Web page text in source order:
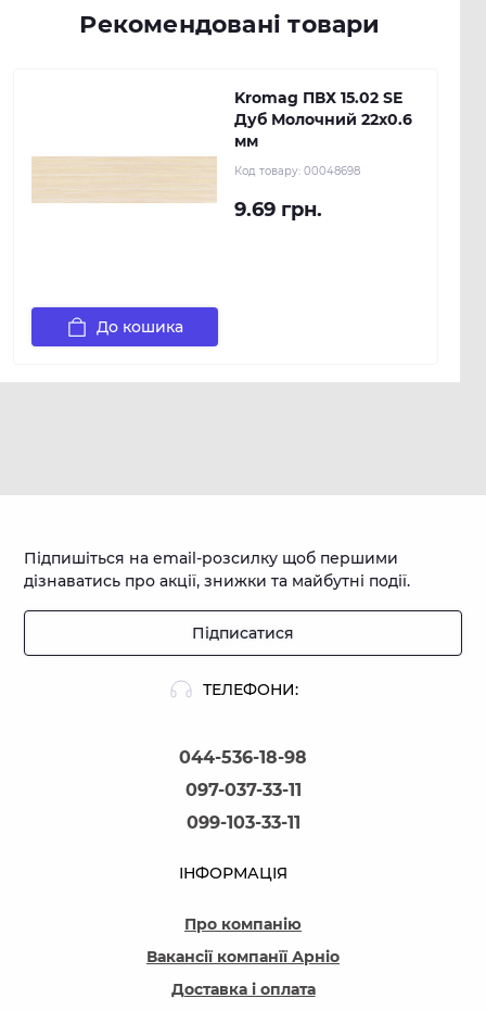
Рекомендовані товари
Kromag ПВХ 15.02 SЕ
Дуб Молочний 22х0.6
мм
Код товару: 00048698
9.69 грн.
До кошика
ТЕЛЕФОНИ:
044-536-18-98
097-037-33-11
099-103-33-11
Підпишіться на email-розсилку щоб першими
дізнаватись про акції, знижки та майбутні події.
Підписатися
ІНФОРМАЦІЯ
Про компанію
Вакансії компанїї Арніо
Доставка і оплата